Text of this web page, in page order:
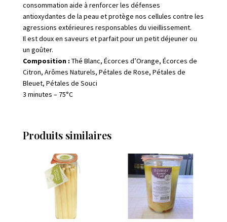
consommation aide à renforcer les défenses
antioxydantes de la peau et protège nos cellules contre les
agressions extérieures responsables du vieillissement.
Il est doux en saveurs et parfait pour un petit déjeuner ou
un goûter.
Composition : Thé Blanc, Écorces d’Orange, Écorces de
Citron, Arômes Naturels, Pétales de Rose, Pétales de
Bleuet, Pétales de Souci
3 minutes – 75°C
Produits similaires